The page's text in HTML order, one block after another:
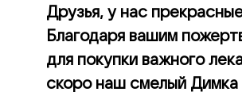
Друзья, у нас
Благодаря вашим
для покупки важного
скоро наш смелый Димка